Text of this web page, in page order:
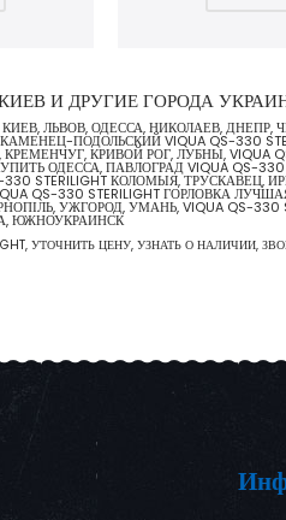
КИЕВ И ДРУГИЕ ГОРОДА
КИЕВ, ЛЬВОВ, ОДЕССА, НИКОЛАЕВ,
ПОДОЛЬСКИЙ VIQUA QS-330
КРЕМЕНЧУГ, КРИВОЙ РОГ, ЛУБНЫ,
ОДЕССА, ПАВЛОГРАД VIQUA QS-330
STERILIGHT КОЛОМЫЯ, ТРУСКАВЕЦ,
QS-330 STERILIGHT ГОРЛОВКА
УЖГОРОД, УМАНЬ, VIQUA QS-330
ЮЖНОУКРАИНСК
УТОЧНИТЬ ЦЕНУ, УЗНАТЬ О НАЛИЧИИ,